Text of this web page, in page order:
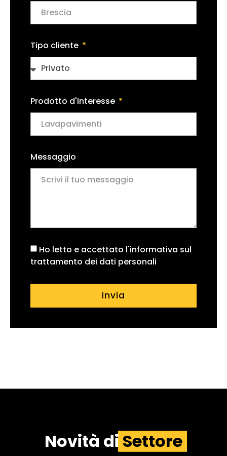
Tipo cliente
Prodotto d'interesse
Messaggio
Ho letto e accettato l'informativa sul
trattamento dei dati personali
Invia
Novità di Settore